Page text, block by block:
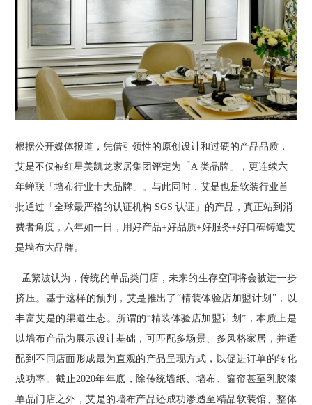
根据公开媒体报道，凭借引领性的原创设计和过硬的产品品质，
艾是不仅被红星美凯龙家居集团评定为「A 类品牌」，更连续六
年蝉联「墙布行业十大品牌」。与此同时，艾是也是软装行业首
批通过「全球最严格的认证机构 SGS 认证」的产品，真正站到消
费者角度，六年如一日，用好产品+好品质+好服务+好口碑铸造艾
是墙布大品牌。
孟繁波认为，传统的单品类门店，未来的生存空间将会被进一步
挤压。基于这样的预判，艾是推出了“精装体验店加盟计划”，以
丰富艾是的渠道生态。所谓的“精装体验店加盟计划”，本质上是
以墙布产品为展示设计基础，可匹配多场景、多风格家居，并适
配到不同店面形成最为直观的产品呈现方式，以促进订单的转化
成功率。截止2020年年底，除传统墙纸、墙布、窗帘甚至乳胶漆
单品门店之外，艾是的墙布产品还成功渗透至精品软装馆、整体